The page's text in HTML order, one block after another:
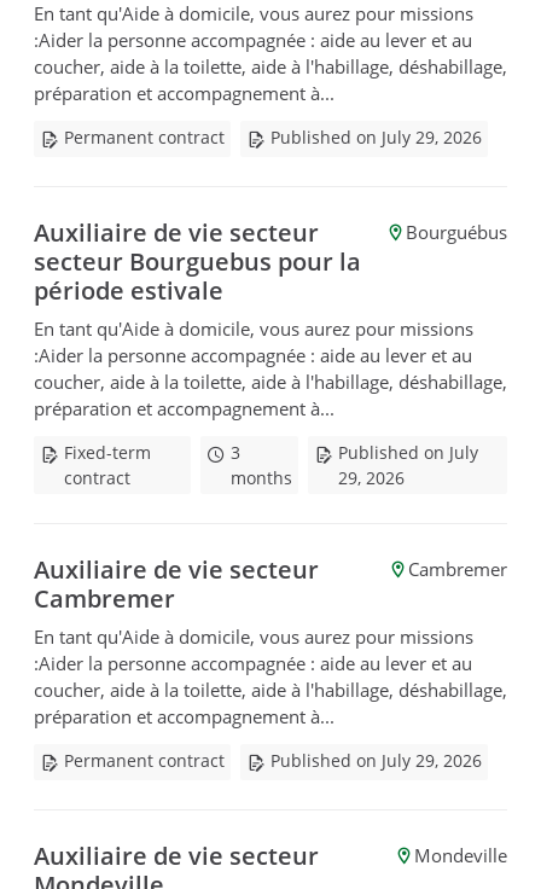
En tant qu'Aide à domicile, vous aurez pour missions
:Aider la personne accompagnée : aide au lever et au
coucher, aide à la toilette, aide à l'habillage, déshabillage,
préparation et accompagnement à...
Permanent contract Published on July 29, 2026
Auxiliaire de vie secteur
secteur Bourguebus pour la
période estivale
Bourguébus
En tant qu'Aide à domicile, vous aurez pour missions
:Aider la personne accompagnée : aide au lever et au
coucher, aide à la toilette, aide à l'habillage, déshabillage,
préparation et accompagnement à...
Fixed-term
contract
3
months
Published on July
29, 2026
Auxiliaire de vie secteur
Cambremer
Cambremer
En tant qu'Aide à domicile, vous aurez pour missions
:Aider la personne accompagnée : aide au lever et au
coucher, aide à la toilette, aide à l'habillage, déshabillage,
préparation et accompagnement à...
Permanent contract Published on July 29, 2026
Auxiliaire de vie secteur
Mondeville